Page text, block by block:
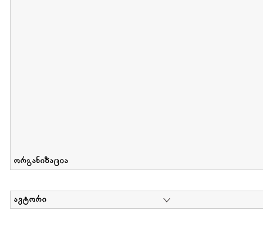
ორგანიზაცია
ავტორი